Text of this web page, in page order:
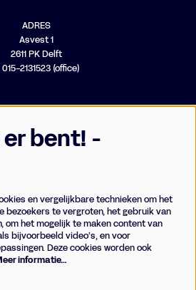
ADRES
Asvest 1
2611 PK Delft
015-2131523 (office)
Businessclub
Vrienden
Techniek
bent! -
en vergelijkbare technieken om het
bezoekers te vergroten, het gebruik van
om het mogelijk te maken content van
bijvoorbeeld video’s, en voor
Deze cookies worden ook
informatie…